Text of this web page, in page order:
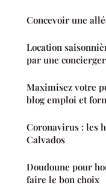
Concevoir une
Location
par une
Maximisez votre
blog emploi et
Coronavirus : les
Calvados
Doudoune pour
faire le bon choix